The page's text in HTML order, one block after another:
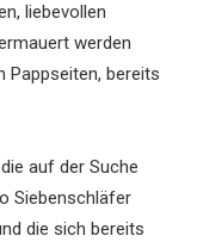
liebevollen
werden
Pappseiten, bereits
auf der Suche
Siebenschläfer
die sich bereits